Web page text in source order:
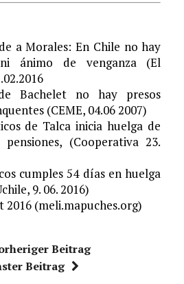
a Morales: En Chile no hay
ánimo de venganza (El
Bachelet no hay presos
(CEME, 04.06 2007)
de Talca inicia huelga de
(Cooperativa 23.
cumples 54 días en huelga
9. 06. 2016)
2016 (meli.mapuches.org)
Beitrag
Beitrag